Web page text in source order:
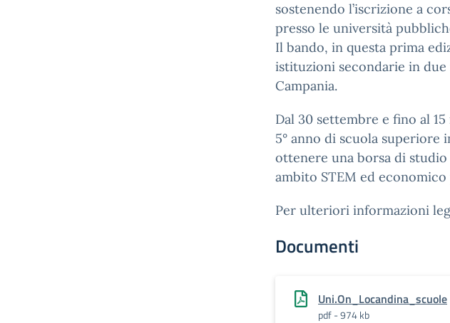
sostenendo l’iscrizione a
presso le università
Il bando, in questa prima
istituzioni secondarie in
Campania.
Dal 30 settembre e fino al
5° anno di scuola superiore
ottenere una borsa di
ambito STEM ed
Per ulteriori informazioni
Documenti
Uni.On_Locandina_scuole
pdf - 974 kb